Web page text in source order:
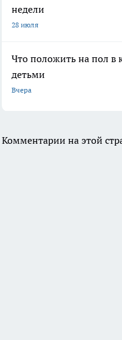
недели
28 июля
Что положить на пол в
детьми
Вчера
Комментарии на этой